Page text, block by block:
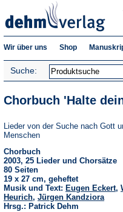
Wir über uns Shop
Suche:
Chorbuch 'Halte
Lieder von der Suche nach Gott
Menschen
Chorbuch
2003, 25 Lieder und Chorsätze
80 Seiten
19 x 27 cm, geheftet
Musik und Text: Eugen Eckert,
Heurich, Jürgen Kandziora
Hrsg.: Patrick Dehm